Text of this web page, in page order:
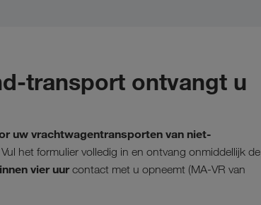
transport ontvangt u
uw vrachtwagentransporten van niet-
Vul het formulier volledig in en ontvang onmiddellijk de
vier uur contact met u opneemt (MA-VR van